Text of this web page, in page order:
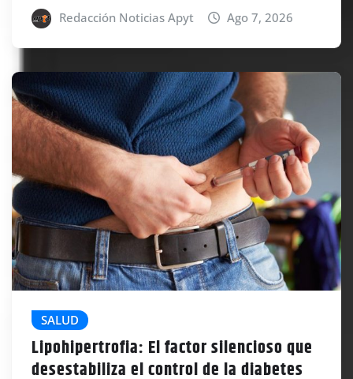
Redacción Noticias Apyt Ago 7, 2026
SALUD
Lipohipertrofia: El factor silencioso que
desestabiliza el control de la diabetes